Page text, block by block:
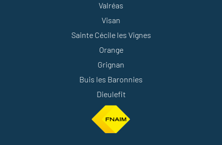
Valréas
Visan
Sainte Cécile les Vignes
Orange
Grignan
Buis les Baronnies
Dieulefit